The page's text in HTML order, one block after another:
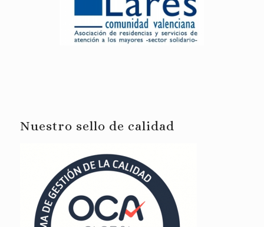
Nuestro sello de calidad